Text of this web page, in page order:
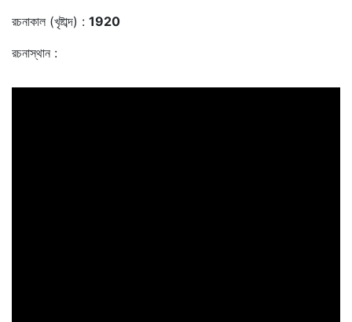
রচনাকাল (খৃষ্টাব্দ) : 1920
রচনাস্থান :